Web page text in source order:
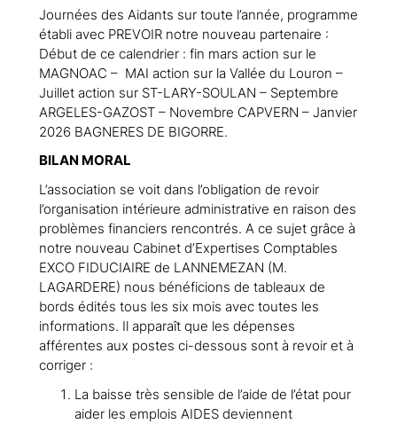
Journées des Aidants sur toute l’année, programme
établi avec PREVOIR notre nouveau partenaire :
Début de ce calendrier : fin mars action sur le
MAGNOAC – MAI action sur la Vallée du Louron –
Juillet action sur ST-LARY-SOULAN – Septembre
ARGELES-GAZOST – Novembre CAPVERN – Janvier
2026 BAGNERES DE BIGORRE.
BILAN MORAL
L’association se voit dans l’obligation de revoir
l’organisation intérieure administrative en raison des
problèmes financiers rencontrés. A ce sujet grâce à
notre nouveau Cabinet d’Expertises Comptables
EXCO FIDUCIAIRE de LANNEMEZAN (M.
LAGARDERE) nous bénéficions de tableaux de
bords édités tous les six mois avec toutes les
informations. Il apparaît que les dépenses
afférentes aux postes ci-dessous sont à revoir et à
corriger :
La baisse très sensible de l’aide de l’état pour
aider les emplois AIDES deviennent